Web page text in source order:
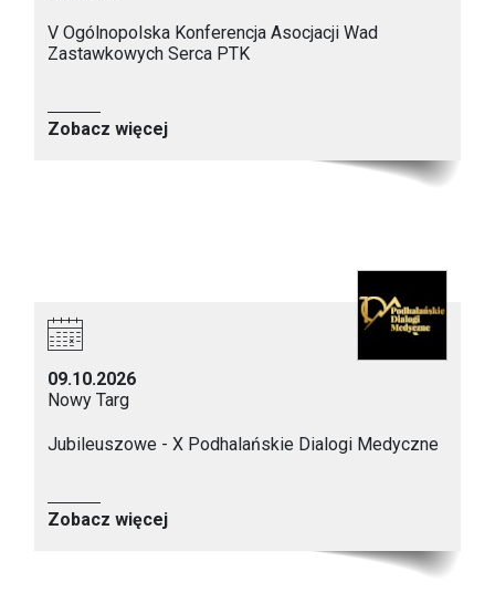
V Ogólnopolska Konferencja Asocjacji Wad
Zastawkowych Serca PTK
Zobacz więcej
09.10.2026
Nowy Targ
Jubileuszowe - X Podhalańskie Dialogi Medyczne
Zobacz więcej